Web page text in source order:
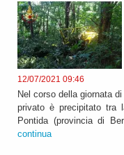
12/07/2021 09:46
Nel corso della giornata
privato è precipitato tra
Pontida (provincia di
continua